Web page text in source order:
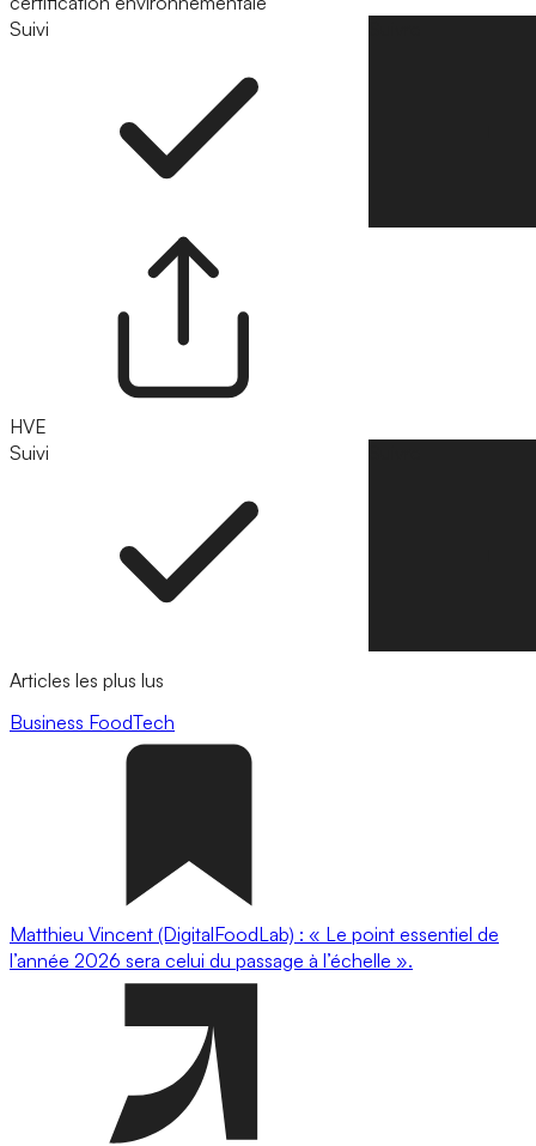
Suivi
HVE
Suivi
Articles les plus lus
Business FoodTech
Matthieu Vincent (DigitalFoodLab) : « Le point essentiel de
l’année 2026 sera celui du passage à l’échelle ».